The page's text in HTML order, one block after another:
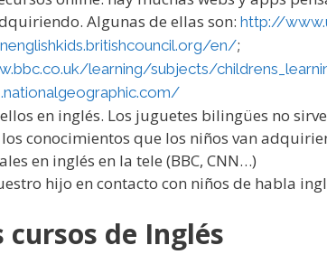
Algunas de ellas son: http://
en/;
learning/subjects/
en inglés. Los juguetes bilingües no
conocimientos que los niños van
en inglés en la tele (BBC, CNN…)
hijo en contacto con niños de habla
cursos de Inglés